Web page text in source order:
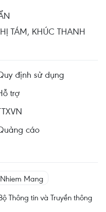
TÁM, KHÚC THANH
định sử dụng
trợ
cáo
Thông tin và Truyền thông